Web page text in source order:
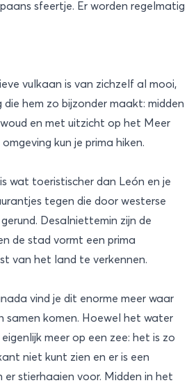
sfeertje. Er worden regelmatig
vulkaan is van zichzelf al mooi,
die hem zo bijzonder maakt: midden
en met uitzicht op het Meer
kun je prima hiken.
wat toeristischer dan León en je
tegen die door westerse
Desalniettemin zijn de
de stad vormt een prima
van het land te verkennen.
vind je dit enorme meer waar
samen komen. Hoewel het water
meer op een zee: het is zo
niet kunt zien en er is een
er stierhaaien voor. Midden in het